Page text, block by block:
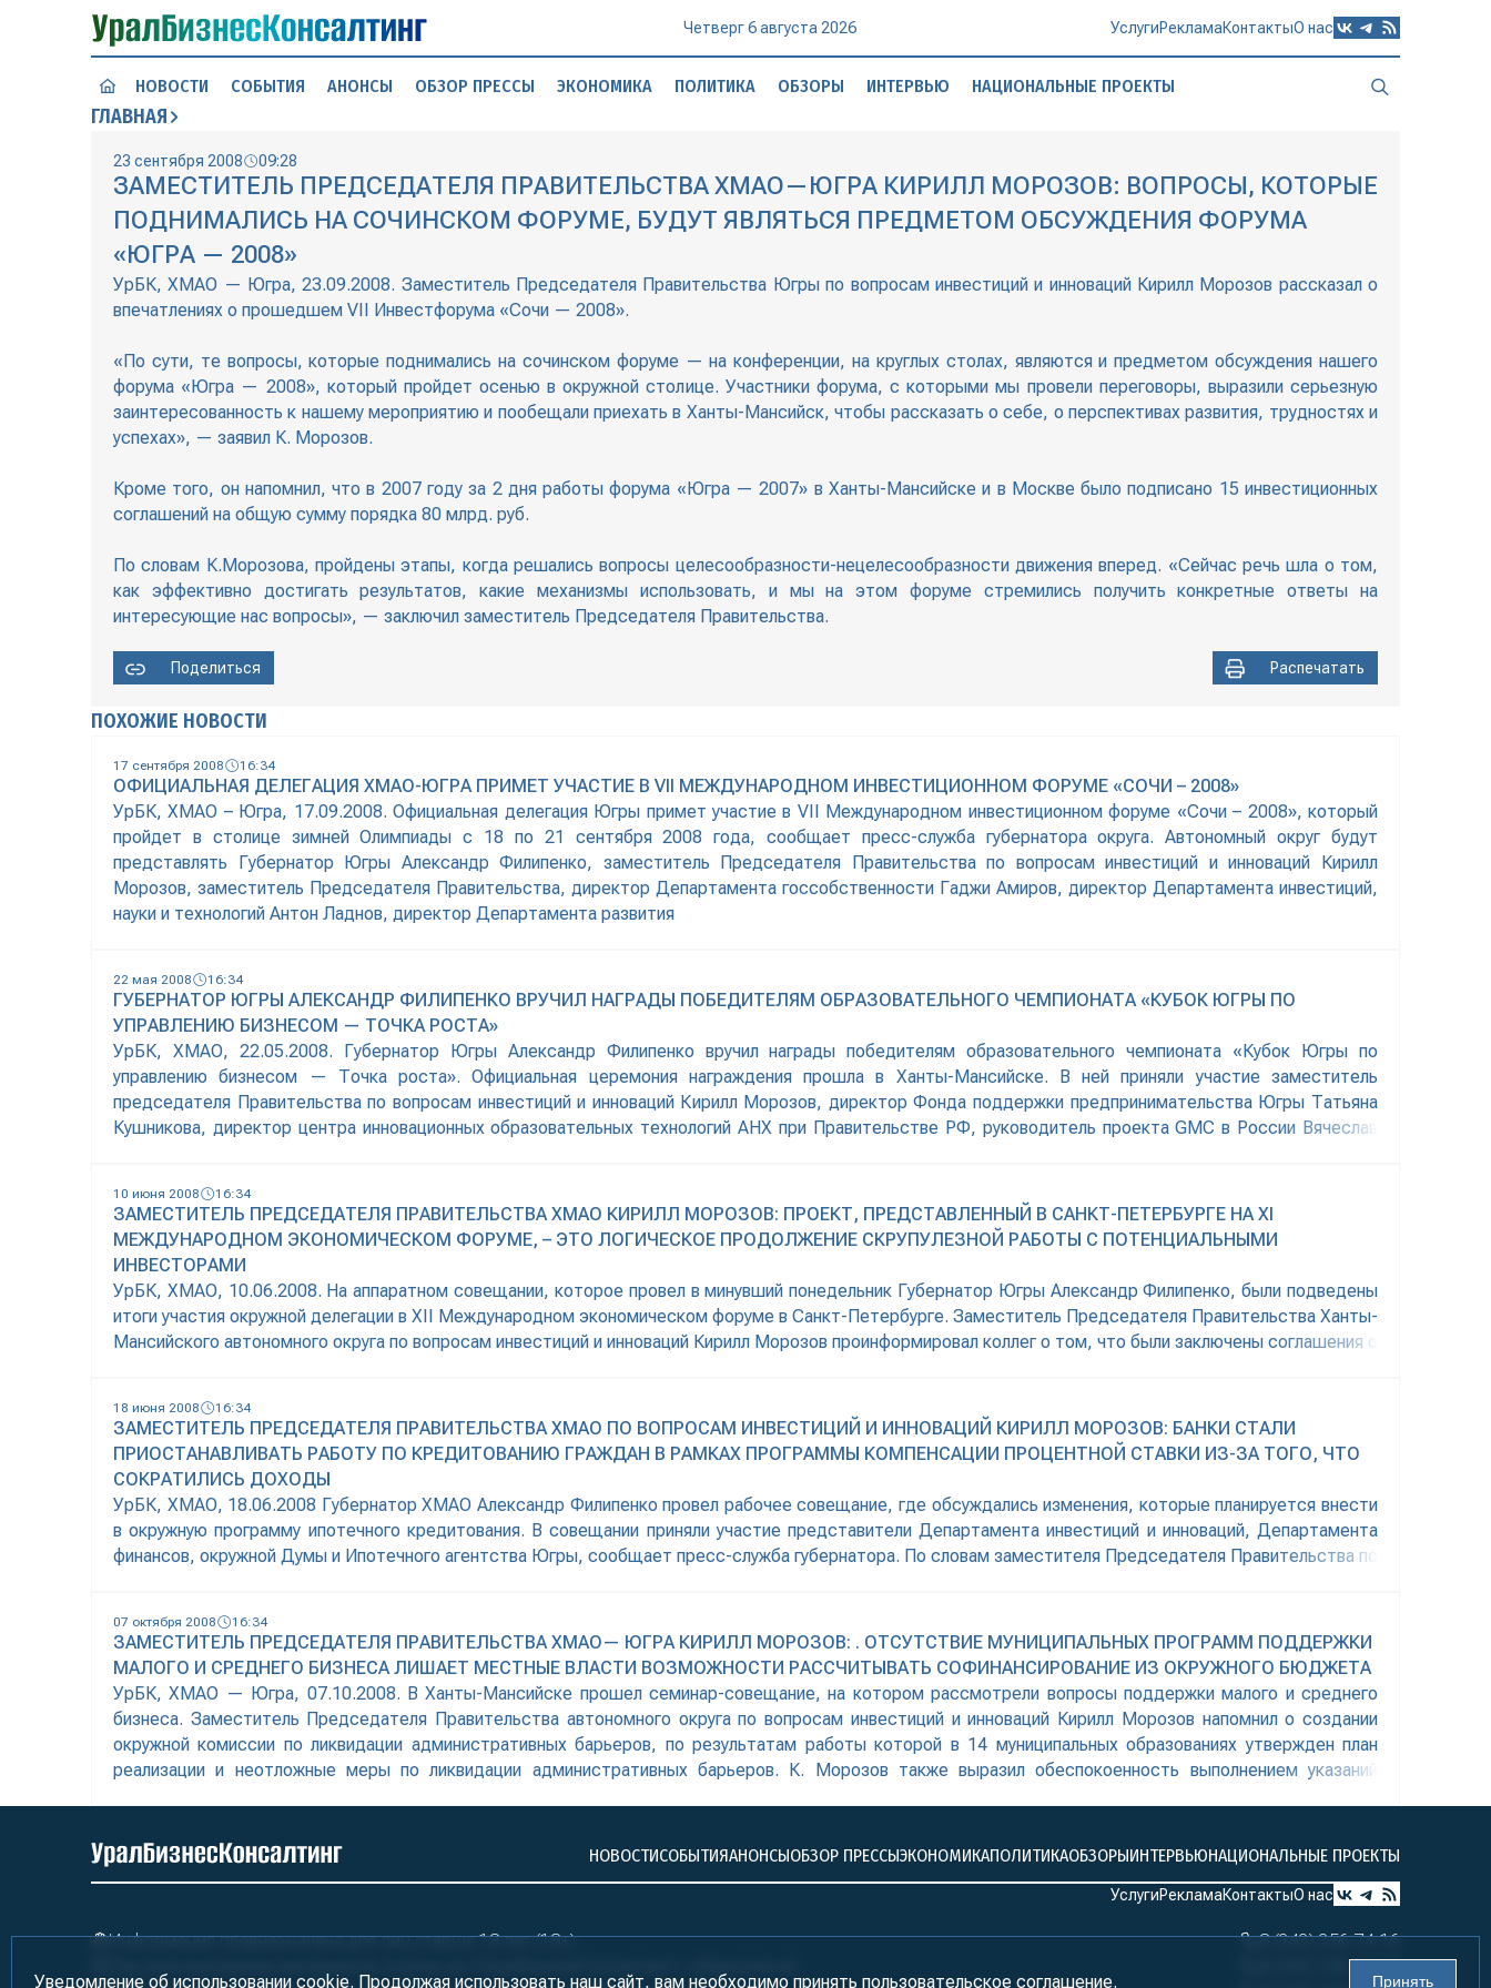
Четверг 6 августа 2026 УслугиРекламаКонтактыО нас
НОВОСТИ СОБЫТИЯ АНОНСЫ ОБЗОР ПРЕССЫ ЭКОНОМИКА ПОЛИТИКА ОБЗОРЫ ИНТЕРВЬЮ НАЦИОНАЛЬНЫЕ ПРОЕКТЫ
ГЛАВНАЯ
23 сентября 2008 09:28
ЗАМЕСТИТЕЛЬ ПРЕДСЕДАТЕЛЯ ПРАВИТЕЛЬСТВА ХМАО—ЮГРА КИРИЛЛ МОРОЗОВ: ВОПРОСЫ, КОТОРЫЕ
ПОДНИМАЛИСЬ НА СОЧИНСКОМ ФОРУМЕ, БУДУТ ЯВЛЯТЬСЯ ПРЕДМЕТОМ ОБСУЖДЕНИЯ ФОРУМА
«ЮГРА — 2008»
УрБК, ХМАО — Югра, 23.09.2008. Заместитель Председателя Правительства Югры по вопросам инвестиций и инноваций Кирилл Морозов рассказал о
впечатлениях о прошедшем VII Инвестфорума «Сочи — 2008».
«По сути, те вопросы, которые поднимались на сочинском форуме — на конференции, на круглых столах, являются и предметом обсуждения нашего
форума «Югра — 2008», который пройдет осенью в окружной столице. Участники форума, с которыми мы провели переговоры, выразили серьезную
заинтересованность к нашему мероприятию и пообещали приехать в Ханты-Мансийск, чтобы рассказать о себе, о перспективах развития, трудностях и
успехах», — заявил К. Морозов.
Кроме того, он напомнил, что в 2007 году за 2 дня работы форума «Югра — 2007» в Ханты-Мансийске и в Москве было подписано 15 инвестиционных
соглашений на общую сумму порядка 80 млрд. руб.
По словам К.Морозова, пройдены этапы, когда решались вопросы целесообразности-нецелесообразности движения вперед. «Сейчас речь шла о том,
как эффективно достигать результатов, какие механизмы использовать, и мы на этом форуме стремились получить конкретные ответы на
интересующие нас вопросы», — заключил заместитель Председателя Правительства.
Поделиться Распечатать
ПОХОЖИЕ НОВОСТИ
17 сентября 2008 16:34
ОФИЦИАЛЬНАЯ ДЕЛЕГАЦИЯ ХМАО-ЮГРА ПРИМЕТ УЧАСТИЕ В VII МЕЖДУНАРОДНОМ ИНВЕСТИЦИОННОМ ФОРУМЕ «СОЧИ – 2008»
УрБК, ХМАО – Югра, 17.09.2008. Официальная делегация Югры примет участие в VII Международном инвестиционном форуме «Сочи – 2008», который
пройдет в столице зимней Олимпиады с 18 по 21 сентября 2008 года, сообщает пресс-служба губернатора округа. Автономный округ будут
представлять Губернатор Югры Александр Филипенко, заместитель Председателя Правительства по вопросам инвестиций и инноваций Кирилл
Морозов, заместитель Председателя Правительства, директор Департамента госсобственности Гаджи Амиров, директор Департамента инвестиций,
науки и технологий Антон Ладнов, директор Департамента развития
22 мая 2008 16:34
ГУБЕРНАТОР ЮГРЫ АЛЕКСАНДР ФИЛИПЕНКО ВРУЧИЛ НАГРАДЫ ПОБЕДИТЕЛЯМ ОБРАЗОВАТЕЛЬНОГО ЧЕМПИОНАТА «КУБОК ЮГРЫ ПО
УПРАВЛЕНИЮ БИЗНЕСОМ — ТОЧКА РОСТА»
УрБК, ХМАО, 22.05.2008. Губернатор Югры Александр Филипенко вручил награды победителям образовательного чемпионата «Кубок Югры по
управлению бизнесом — Точка роста». Официальная церемония награждения прошла в Ханты-Мансийске. В ней приняли участие заместитель
председателя Правительства по вопросам инвестиций и инноваций Кирилл Морозов, директор Фонда поддержки предпринимательства Югры Татьяна
Кушникова, директор центра инновационных образовательных технологий АНХ при Правительстве РФ, руководитель проекта GMC в России Вячеслав
10 июня 2008 16:34
ЗАМЕСТИТЕЛЬ ПРЕДСЕДАТЕЛЯ ПРАВИТЕЛЬСТВА ХМАО КИРИЛЛ МОРОЗОВ: ПРОЕКТ, ПРЕДСТАВЛЕННЫЙ В САНКТ-ПЕТЕРБУРГЕ НА XI
МЕЖДУНАРОДНОМ ЭКОНОМИЧЕСКОМ ФОРУМЕ, – ЭТО ЛОГИЧЕСКОЕ ПРОДОЛЖЕНИЕ СКРУПУЛЕЗНОЙ РАБОТЫ С ПОТЕНЦИАЛЬНЫМИ
ИНВЕСТОРАМИ
УрБК, ХМАО, 10.06.2008. На аппаратном совещании, которое провел в минувший понедельник Губернатор Югры Александр Филипенко, были подведены
итоги участия окружной делегации в XII Международном экономическом форуме в Санкт-Петербурге. Заместитель Председателя Правительства Ханты-
Мансийского автономного округа по вопросам инвестиций и инноваций Кирилл Морозов проинформировал коллег о том, что были заключены соглашения о
18 июня 2008 16:34
ЗАМЕСТИТЕЛЬ ПРЕДСЕДАТЕЛЯ ПРАВИТЕЛЬСТВА ХМАО ПО ВОПРОСАМ ИНВЕСТИЦИЙ И ИННОВАЦИЙ КИРИЛЛ МОРОЗОВ: БАНКИ СТАЛИ
ПРИОСТАНАВЛИВАТЬ РАБОТУ ПО КРЕДИТОВАНИЮ ГРАЖДАН В РАМКАХ ПРОГРАММЫ КОМПЕНСАЦИИ ПРОЦЕНТНОЙ СТАВКИ ИЗ-ЗА ТОГО, ЧТО
СОКРАТИЛИСЬ ДОХОДЫ
УрБК, ХМАО, 18.06.2008 Губернатор ХМАО Александр Филипенко провел рабочее совещание, где обсуждались изменения, которые планируется внести
в окружную программу ипотечного кредитования. В совещании приняли участие представители Департамента инвестиций и инноваций, Департамента
финансов, окружной Думы и Ипотечного агентства Югры, сообщает пресс-служба губернатора. По словам заместителя Председателя Правительства по
07 октября 2008 16:34
ЗАМЕСТИТЕЛЬ ПРЕДСЕДАТЕЛЯ ПРАВИТЕЛЬСТВА ХМАО— ЮГРА КИРИЛЛ МОРОЗОВ: . ОТСУТСТВИЕ МУНИЦИПАЛЬНЫХ ПРОГРАММ ПОДДЕРЖКИ
МАЛОГО И СРЕДНЕГО БИЗНЕСА ЛИШАЕТ МЕСТНЫЕ ВЛАСТИ ВОЗМОЖНОСТИ РАССЧИТЫВАТЬ СОФИНАНСИРОВАНИЕ ИЗ ОКРУЖНОГО БЮДЖЕТА
УрБК, ХМАО — Югра, 07.10.2008. В Ханты-Мансийске прошел семинар-совещание, на котором рассмотрели вопросы поддержки малого и среднего
бизнеса. Заместитель Председателя Правительства автономного округа по вопросам инвестиций и инноваций Кирилл Морозов напомнил о создании
окружной комиссии по ликвидации административных барьеров, по результатам работы которой в 14 муниципальных образованиях утвержден план
реализации и неотложные меры по ликвидации административных барьеров. К. Морозов также выразил обеспокоенность выполнением указаний
НОВОСТИСОБЫТИЯАНОНСЫОБЗОР ПРЕССЫЭКОНОМИКАПОЛИТИКАОБЗОРЫИНТЕРВЬЮНАЦИОНАЛЬНЫЕ ПРОЕКТЫ
УслугиРекламаКонтактыО нас
Информация предназначена для лиц старше 18 лет (18+)
8 (343) 356-74-16
8 (343) 356-74-17
Уведомление об использовании cookie. Продолжая использовать наш сайт, вам необходимо принять пользовательское соглашение. Принять